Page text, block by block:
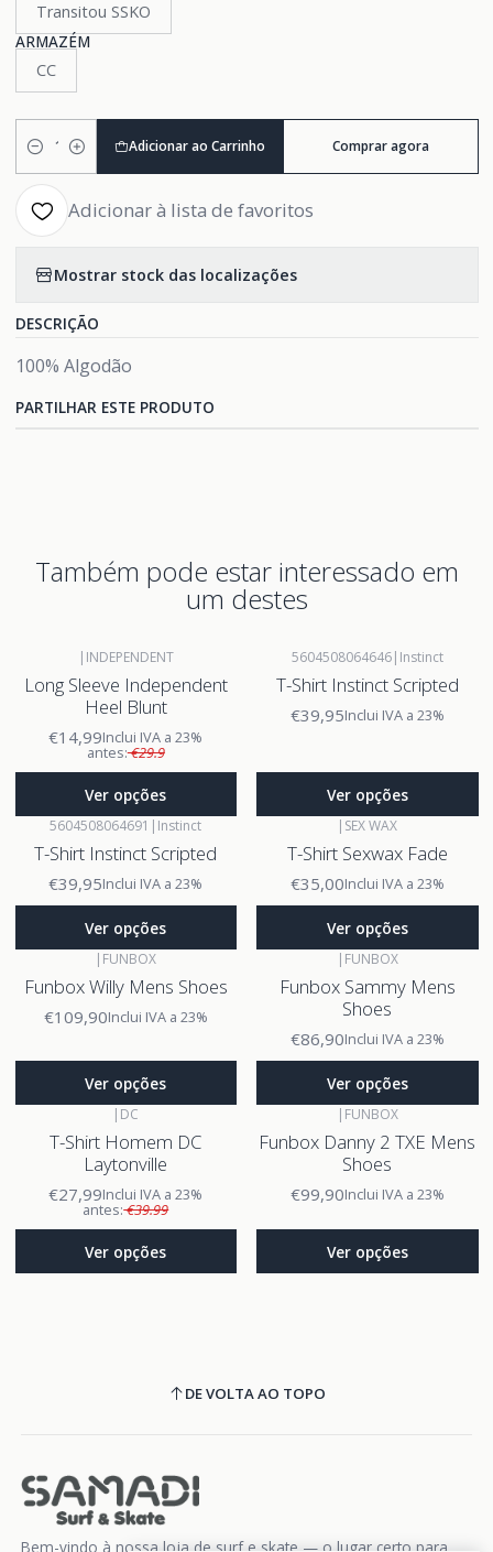
Transitou SSKO
ARMAZÉM
CC
Quantidade
Adicionar ao Carrinho Comprar agora
Adicionar à lista de favoritos
Mostrar stock das localizações
DESCRIÇÃO
100% Algodão
PARTILHAR ESTE PRODUTO
Também pode estar interessado em
um destes
| INDEPENDENT
Long Sleeve Independent
Heel Blunt
€14,99Inclui IVA a 23%
antes:€29.9
Ver opções
5604508064646| Instinct
T-Shirt Instinct Scripted
€39,95Inclui IVA a 23%
Ver opções
5604508064691 | Instinct
T-Shirt Instinct Scripted
€39,95Inclui IVA a 23%
Ver opções
| SEX WAX
T-Shirt Sexwax Fade
€35,00Inclui IVA a 23%
Ver opções
| FUNBOX
Funbox Willy Mens Shoes
€109,90Inclui IVA a 23%
Ver opções
| FUNBOX
Funbox Sammy Mens
Shoes
€86,90Inclui IVA a 23%
Ver opções
| DC
T-Shirt Homem DC
Laytonville
€27,99Inclui IVA a 23%
antes:€39.99
Ver opções
| FUNBOX
Funbox Danny 2 TXE Mens
Shoes
€99,90Inclui IVA a 23%
Ver opções
DE VOLTA AO TOPO
Bem-vindo à nossa loja de surf e skate — o lugar certo para